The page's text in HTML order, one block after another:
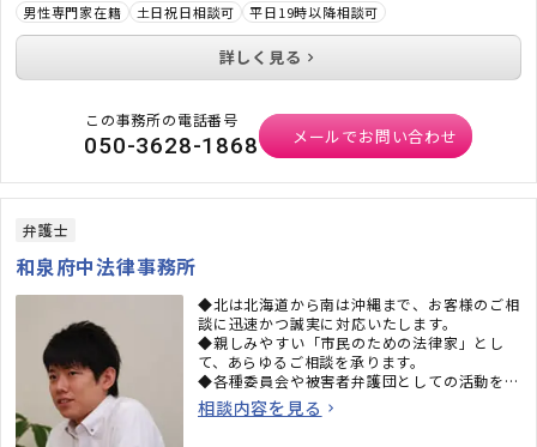
男性専門家在籍 土日祝日相談可 平日19時以降相談可
詳しく見る
この事務所の電話番号
050-3628-1868 メールでお問い合わせ
弁護士
和泉府中法律事務所
◆北は北海道から南は沖縄まで、お客様のご相
談に迅速かつ誠実に対応いたします。
◆親しみやすい「市民のための法律家」とし
て、あらゆるご相談を承ります。
◆各種委員会や被害者弁護団としての活動を通
じて幅広い問題に取り組んでいます。
相談内容を見る